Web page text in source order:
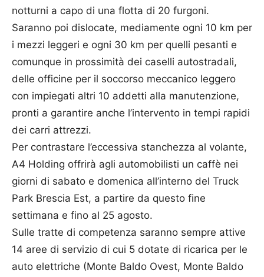
notturni a capo di una flotta di 20 furgoni.
Saranno poi dislocate, mediamente ogni 10 km per
i mezzi leggeri e ogni 30 km per quelli pesanti e
comunque in prossimità dei caselli autostradali,
delle officine per il soccorso meccanico leggero
con impiegati altri 10 addetti alla manutenzione,
pronti a garantire anche l’intervento in tempi rapidi
dei carri attrezzi.
Per contrastare l’eccessiva stanchezza al volante,
A4 Holding offrirà agli automobilisti un caffè nei
giorni di sabato e domenica all’interno del Truck
Park Brescia Est, a partire da questo fine
settimana e fino al 25 agosto.
Sulle tratte di competenza saranno sempre attive
14 aree di servizio di cui 5 dotate di ricarica per le
auto elettriche (Monte Baldo Ovest, Monte Baldo